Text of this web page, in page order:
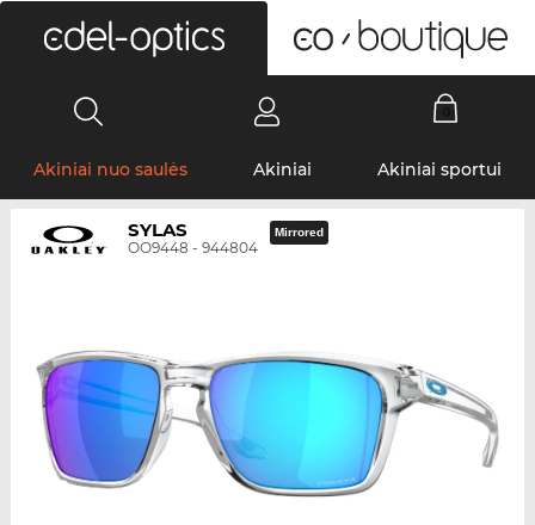
Akiniai nuo saulės Akiniai Akiniai sportui
SYLAS
OO9448 - 944804
Mirrored